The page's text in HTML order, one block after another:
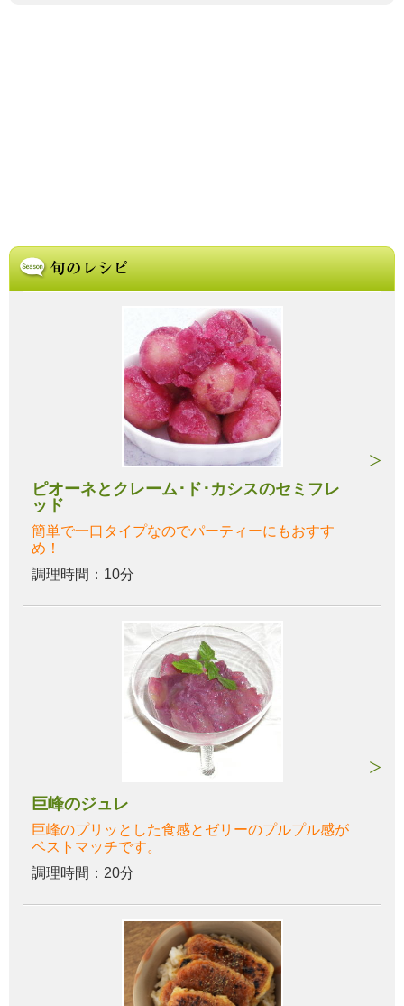
ピオーネとクレーム･ド･カシスのセミフレ
ッド
簡単で一口タイプなのでパーティーにもおすす
め！
調理時間：10分
巨峰のジュレ
巨峰のプリッとした食感とゼリーのプルプル感が
ベストマッチです。
調理時間：20分